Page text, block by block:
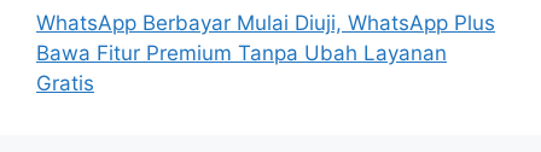
WhatsApp Berbayar Mulai Diuji, WhatsApp Plus
Bawa Fitur Premium Tanpa Ubah Layanan
Gratis